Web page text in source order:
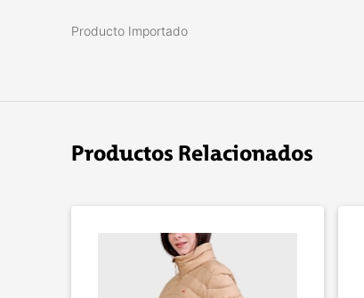
Producto Importado
Productos Relacionados